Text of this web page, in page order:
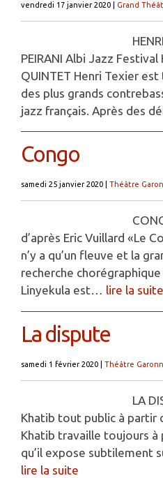
vendredi 17 janvier 2020 Grand
PEIRANI Albi Jazz Festival
QUINTET Henri Texier
des plus grands
jazz français. Après des
Congo
samedi 25 janvier 2020 Théâtre
d’après Eric Vuillard «Le
n’y a qu’un fleuve et la
recherche
Linyekula est… lire la suite
La dispute
samedi 1 février 2020 Théâtre
LA
Khatib tout public à partir
Khatib travaille toujours à
qu’il expose subtilement
lire la suite